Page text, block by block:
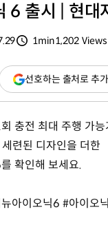
6 출시 | 현대
1min1,202 Views
선호하는 출처로 추가
충전 최대 주행 가
련된 디자인을 더한
확인해 보세요.
아이오닉6 #아이오